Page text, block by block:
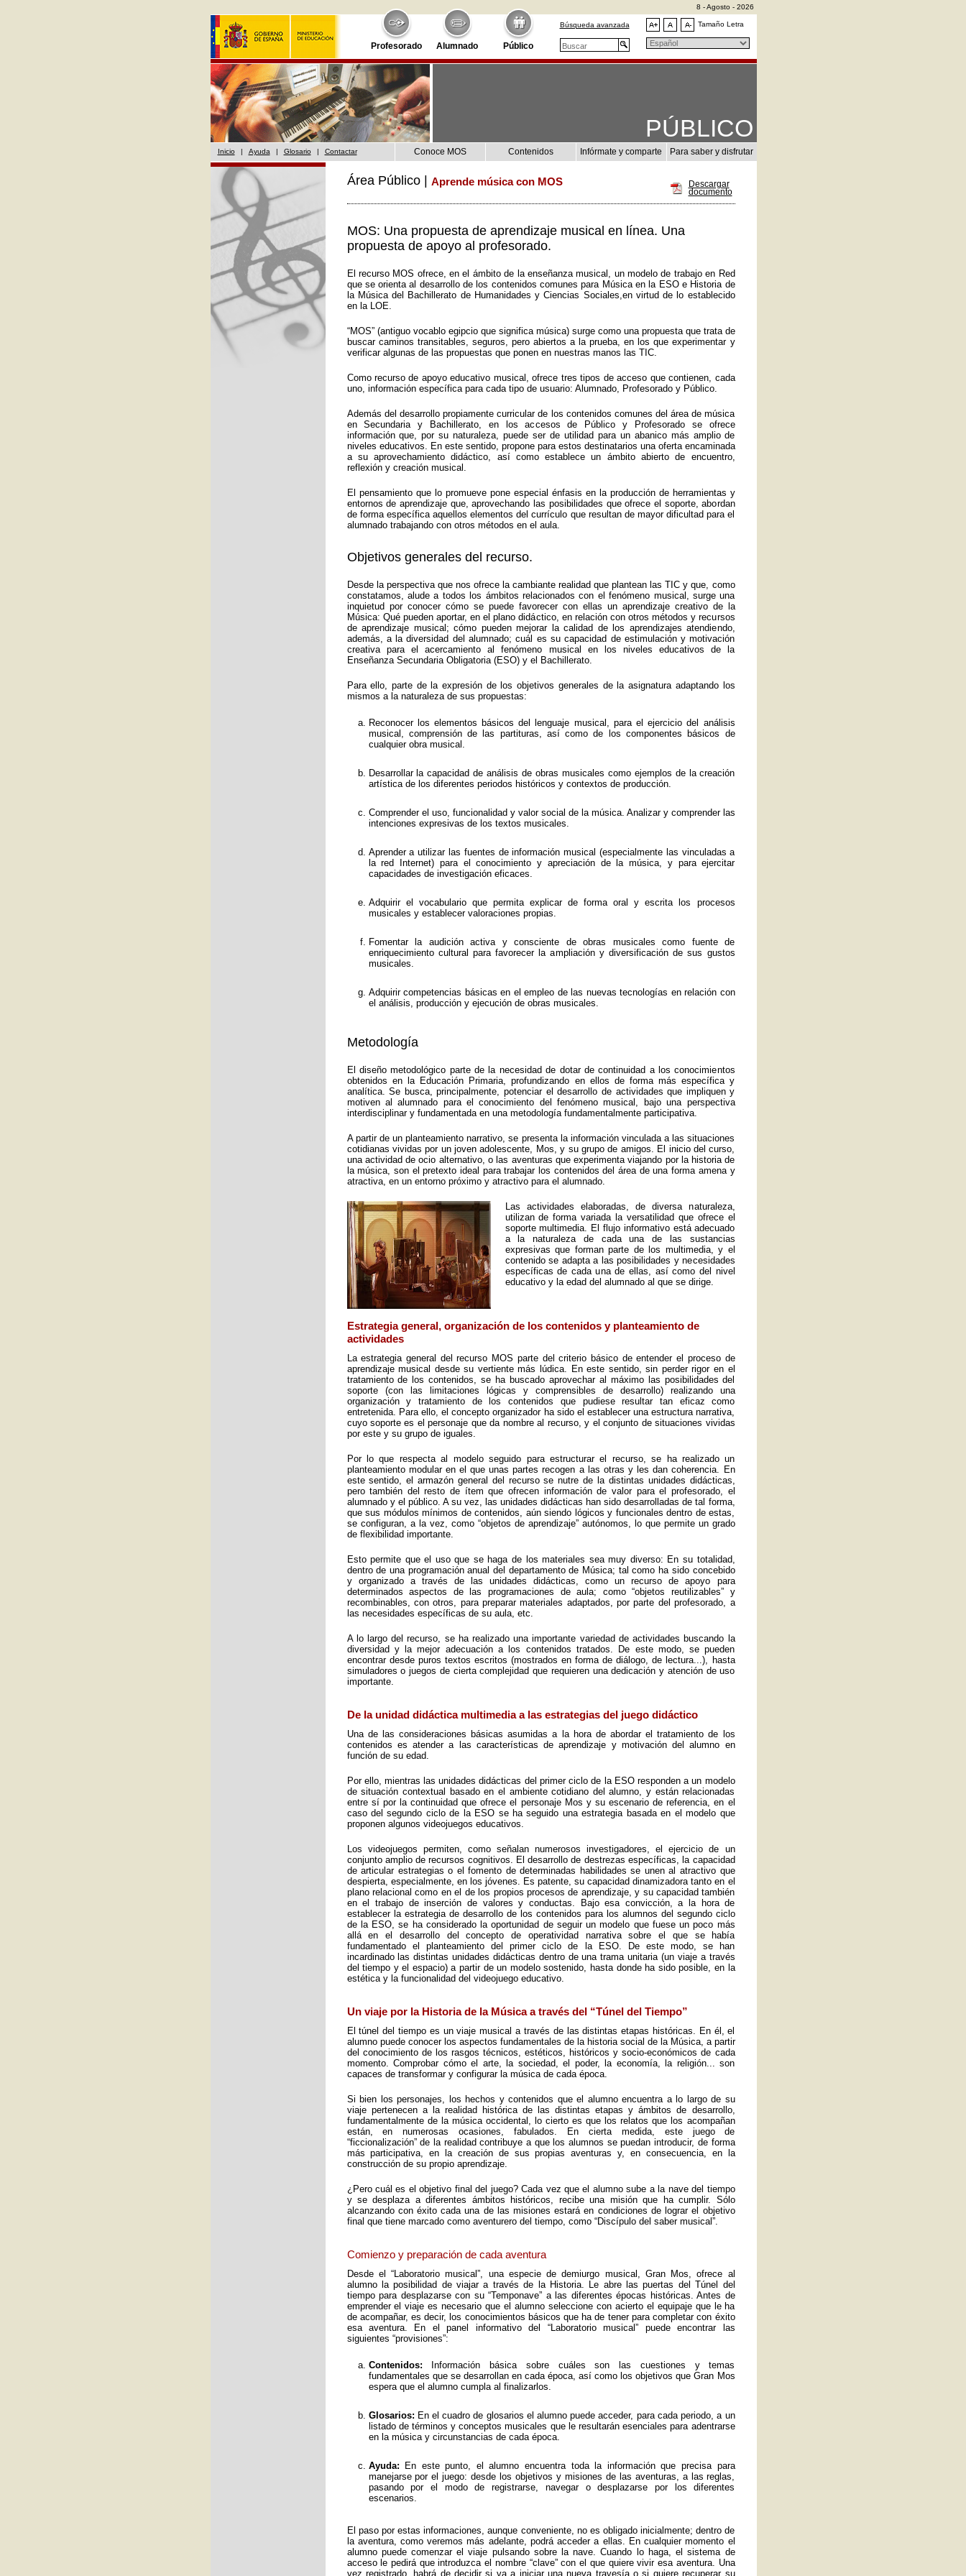
Profesorado Alumnado Público
8 - Agosto - 2026
Búsqueda avanzada Tamaño Letra
PÚBLICO
Inicio | Ayuda | Glosario | Contactar Conoce MOS Contenidos Infórmate y comparte Para saber y disfrutar
Descargar
documento
Área Público | Aprende música con MOS
MOS: Una propuesta de aprendizaje musical en línea. Una
propuesta de apoyo al profesorado.
El recurso MOS ofrece, en el ámbito de la enseñanza musical, un modelo de trabajo en Red
que se orienta al desarrollo de los contenidos comunes para Música en la ESO e Historia de
la Música del Bachillerato de Humanidades y Ciencias Sociales,en virtud de lo establecido
en la LOE.
“MOS” (antiguo vocablo egipcio que significa música) surge como una propuesta que trata de
buscar caminos transitables, seguros, pero abiertos a la prueba, en los que experimentar y
verificar algunas de las propuestas que ponen en nuestras manos las TIC.
Como recurso de apoyo educativo musical, ofrece tres tipos de acceso que contienen, cada
uno, información específica para cada tipo de usuario: Alumnado, Profesorado y Público.
Además del desarrollo propiamente curricular de los contenidos comunes del área de música
en Secundaria y Bachillerato, en los accesos de Público y Profesorado se ofrece
información que, por su naturaleza, puede ser de utilidad para un abanico más amplio de
niveles educativos. En este sentido, propone para estos destinatarios una oferta encaminada
a su aprovechamiento didáctico, así como establece un ámbito abierto de encuentro,
reflexión y creación musical.
El pensamiento que lo promueve pone especial énfasis en la producción de herramientas y
entornos de aprendizaje que, aprovechando las posibilidades que ofrece el soporte, abordan
de forma específica aquellos elementos del currículo que resultan de mayor dificultad para el
alumnado trabajando con otros métodos en el aula.
Objetivos generales del recurso.
Desde la perspectiva que nos ofrece la cambiante realidad que plantean las TIC y que, como
constatamos, alude a todos los ámbitos relacionados con el fenómeno musical, surge una
inquietud por conocer cómo se puede favorecer con ellas un aprendizaje creativo de la
Música: Qué pueden aportar, en el plano didáctico, en relación con otros métodos y recursos
de aprendizaje musical; cómo pueden mejorar la calidad de los aprendizajes atendiendo,
además, a la diversidad del alumnado; cuál es su capacidad de estimulación y motivación
creativa para el acercamiento al fenómeno musical en los niveles educativos de la
Enseñanza Secundaria Obligatoria (ESO) y el Bachillerato.
Para ello, parte de la expresión de los objetivos generales de la asignatura adaptando los
mismos a la naturaleza de sus propuestas:
Reconocer los elementos básicos del lenguaje musical, para el ejercicio del análisis
musical, comprensión de las partituras, así como de los componentes básicos de
cualquier obra musical.
Desarrollar la capacidad de análisis de obras musicales como ejemplos de la creación
artística de los diferentes periodos históricos y contextos de producción.
Comprender el uso, funcionalidad y valor social de la música. Analizar y comprender las
intenciones expresivas de los textos musicales.
Aprender a utilizar las fuentes de información musical (especialmente las vinculadas a
la red Internet) para el conocimiento y apreciación de la música, y para ejercitar
capacidades de investigación eficaces.
Adquirir el vocabulario que permita explicar de forma oral y escrita los procesos
musicales y establecer valoraciones propias.
Fomentar la audición activa y consciente de obras musicales como fuente de
enriquecimiento cultural para favorecer la ampliación y diversificación de sus gustos
musicales.
Adquirir competencias básicas en el empleo de las nuevas tecnologías en relación con
el análisis, producción y ejecución de obras musicales.
Metodología
El diseño metodológico parte de la necesidad de dotar de continuidad a los conocimientos
obtenidos en la Educación Primaria, profundizando en ellos de forma más específica y
analítica. Se busca, principalmente, potenciar el desarrollo de actividades que impliquen y
motiven al alumnado para el conocimiento del fenómeno musical, bajo una perspectiva
interdisciplinar y fundamentada en una metodología fundamentalmente participativa.
A partir de un planteamiento narrativo, se presenta la información vinculada a las situaciones
cotidianas vividas por un joven adolescente, Mos, y su grupo de amigos. El inicio del curso,
una actividad de ocio alternativo, o las aventuras que experimenta viajando por la historia de
la música, son el pretexto ideal para trabajar los contenidos del área de una forma amena y
atractiva, en un entorno próximo y atractivo para el alumnado.
Las actividades elaboradas, de diversa naturaleza,
utilizan de forma variada la versatilidad que ofrece el
soporte multimedia. El flujo informativo está adecuado
a la naturaleza de cada una de las sustancias
expresivas que forman parte de los multimedia, y el
contenido se adapta a las posibilidades y necesidades
específicas de cada una de ellas, así como del nivel
educativo y la edad del alumnado al que se dirige.
Estrategia general, organización de los contenidos y planteamiento de
actividades
La estrategia general del recurso MOS parte del criterio básico de entender el proceso de
aprendizaje musical desde su vertiente más lúdica. En este sentido, sin perder rigor en el
tratamiento de los contenidos, se ha buscado aprovechar al máximo las posibilidades del
soporte (con las limitaciones lógicas y comprensibles de desarrollo) realizando una
organización y tratamiento de los contenidos que pudiese resultar tan eficaz como
entretenida. Para ello, el concepto organizador ha sido el establecer una estructura narrativa,
cuyo soporte es el personaje que da nombre al recurso, y el conjunto de situaciones vividas
por este y su grupo de iguales.
Por lo que respecta al modelo seguido para estructurar el recurso, se ha realizado un
planteamiento modular en el que unas partes recogen a las otras y les dan coherencia. En
este sentido, el armazón general del recurso se nutre de la distintas unidades didácticas,
pero también del resto de ítem que ofrecen información de valor para el profesorado, el
alumnado y el público. A su vez, las unidades didácticas han sido desarrolladas de tal forma,
que sus módulos mínimos de contenidos, aún siendo lógicos y funcionales dentro de estas,
se configuran, a la vez, como “objetos de aprendizaje” autónomos, lo que permite un grado
de flexibilidad importante.
Esto permite que el uso que se haga de los materiales sea muy diverso: En su totalidad,
dentro de una programación anual del departamento de Música; tal como ha sido concebido
y organizado a través de las unidades didácticas, como un recurso de apoyo para
determinados aspectos de las programaciones de aula; como “objetos reutilizables” y
recombinables, con otros, para preparar materiales adaptados, por parte del profesorado, a
las necesidades específicas de su aula, etc.
A lo largo del recurso, se ha realizado una importante variedad de actividades buscando la
diversidad y la mejor adecuación a los contenidos tratados. De este modo, se pueden
encontrar desde puros textos escritos (mostrados en forma de diálogo, de lectura...), hasta
simuladores o juegos de cierta complejidad que requieren una dedicación y atención de uso
importante.
De la unidad didáctica multimedia a las estrategias del juego didáctico
Una de las consideraciones básicas asumidas a la hora de abordar el tratamiento de los
contenidos es atender a las características de aprendizaje y motivación del alumno en
función de su edad.
Por ello, mientras las unidades didácticas del primer ciclo de la ESO responden a un modelo
de situación contextual basado en el ambiente cotidiano del alumno, y están relacionadas
entre sí por la continuidad que ofrece el personaje Mos y su escenario de referencia, en el
caso del segundo ciclo de la ESO se ha seguido una estrategia basada en el modelo que
proponen algunos videojuegos educativos.
Los videojuegos permiten, como señalan numerosos investigadores, el ejercicio de un
conjunto amplio de recursos cognitivos. El desarrollo de destrezas específicas, la capacidad
de articular estrategias o el fomento de determinadas habilidades se unen al atractivo que
despierta, especialmente, en los jóvenes. Es patente, su capacidad dinamizadora tanto en el
plano relacional como en el de los propios procesos de aprendizaje, y su capacidad también
en el trabajo de inserción de valores y conductas. Bajo esa convicción, a la hora de
establecer la estrategia de desarrollo de los contenidos para los alumnos del segundo ciclo
de la ESO, se ha considerado la oportunidad de seguir un modelo que fuese un poco más
allá en el desarrollo del concepto de operatividad narrativa sobre el que se había
fundamentado el planteamiento del primer ciclo de la ESO. De este modo, se han
incardinado las distintas unidades didácticas dentro de una trama unitaria (un viaje a través
del tiempo y el espacio) a partir de un modelo sostenido, hasta donde ha sido posible, en la
estética y la funcionalidad del videojuego educativo.
Un viaje por la Historia de la Música a través del “Túnel del Tiempo”
El túnel del tiempo es un viaje musical a través de las distintas etapas históricas. En él, el
alumno puede conocer los aspectos fundamentales de la historia social de la Música, a partir
del conocimiento de los rasgos técnicos, estéticos, históricos y socio-económicos de cada
momento. Comprobar cómo el arte, la sociedad, el poder, la economía, la religión... son
capaces de transformar y configurar la música de cada época.
Si bien los personajes, los hechos y contenidos que el alumno encuentra a lo largo de su
viaje pertenecen a la realidad histórica de las distintas etapas y ámbitos de desarrollo,
fundamentalmente de la música occidental, lo cierto es que los relatos que los acompañan
están, en numerosas ocasiones, fabulados. En cierta medida, este juego de
“ficcionalización” de la realidad contribuye a que los alumnos se puedan introducir, de forma
más participativa, en la creación de sus propias aventuras y, en consecuencia, en la
construcción de su propio aprendizaje.
¿Pero cuál es el objetivo final del juego? Cada vez que el alumno sube a la nave del tiempo
y se desplaza a diferentes ámbitos históricos, recibe una misión que ha cumplir. Sólo
alcanzando con éxito cada una de las misiones estará en condiciones de lograr el objetivo
final que tiene marcado como aventurero del tiempo, como “Discípulo del saber musical”.
Comienzo y preparación de cada aventura
Desde el “Laboratorio musical”, una especie de demiurgo musical, Gran Mos, ofrece al
alumno la posibilidad de viajar a través de la Historia. Le abre las puertas del Túnel del
tiempo para desplazarse con su “Temponave” a las diferentes épocas históricas. Antes de
emprender el viaje es necesario que el alumno seleccione con acierto el equipaje que le ha
de acompañar, es decir, los conocimientos básicos que ha de tener para completar con éxito
esa aventura. En el panel informativo del “Laboratorio musical” puede encontrar las
siguientes “provisiones”:
Contenidos: Información básica sobre cuáles son las cuestiones y temas
fundamentales que se desarrollan en cada época, así como los objetivos que Gran Mos
espera que el alumno cumpla al finalizarlos.
Glosarios: En el cuadro de glosarios el alumno puede acceder, para cada periodo, a un
listado de términos y conceptos musicales que le resultarán esenciales para adentrarse
en la música y circunstancias de cada época.
Ayuda: En este punto, el alumno encuentra toda la información que precisa para
manejarse por el juego: desde los objetivos y misiones de las aventuras, a las reglas,
pasando por el modo de registrarse, navegar o desplazarse por los diferentes
escenarios.
El paso por estas informaciones, aunque conveniente, no es obligado inicialmente; dentro de
la aventura, como veremos más adelante, podrá acceder a ellas. En cualquier momento el
alumno puede comenzar el viaje pulsando sobre la nave. Cuando lo haga, el sistema de
acceso le pedirá que introduzca el nombre “clave” con el que quiere vivir esa aventura. Una
vez registrado, habrá de decidir si va a iniciar una nueva travesía o si quiere recuperar su